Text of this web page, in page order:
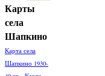
Карты
села
Шапкино
Карта села
Шапкино 1930-